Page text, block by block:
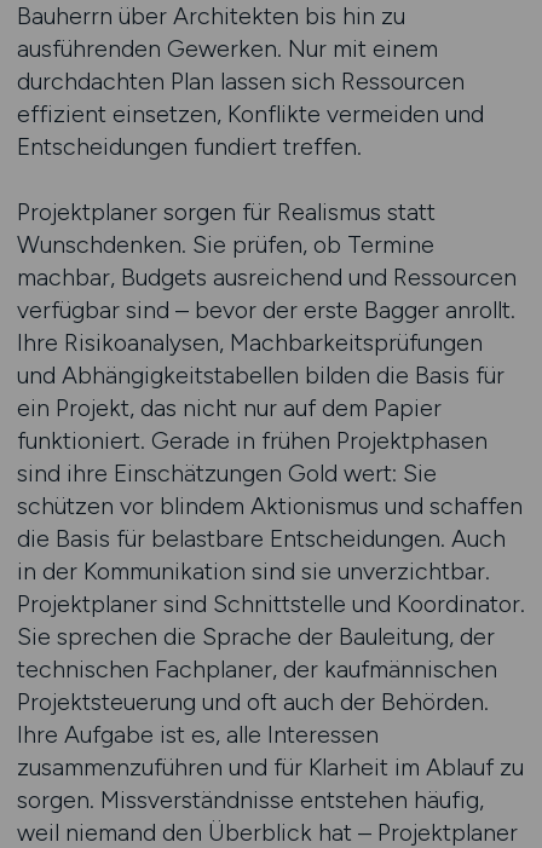
Bauherrn über Architekten bis hin zu
ausführenden Gewerken. Nur mit einem
durchdachten Plan lassen sich Ressourcen
effizient einsetzen, Konflikte vermeiden und
Entscheidungen fundiert treffen.
Projektplaner sorgen für Realismus statt
Wunschdenken. Sie prüfen, ob Termine
machbar, Budgets ausreichend und Ressourcen
verfügbar sind – bevor der erste Bagger anrollt.
Ihre Risikoanalysen, Machbarkeitsprüfungen
und Abhängigkeitstabellen bilden die Basis für
ein Projekt, das nicht nur auf dem Papier
funktioniert. Gerade in frühen Projektphasen
sind ihre Einschätzungen Gold wert: Sie
schützen vor blindem Aktionismus und schaffen
die Basis für belastbare Entscheidungen. Auch
in der Kommunikation sind sie unverzichtbar.
Projektplaner sind Schnittstelle und Koordinator.
Sie sprechen die Sprache der Bauleitung, der
technischen Fachplaner, der kaufmännischen
Projektsteuerung und oft auch der Behörden.
Ihre Aufgabe ist es, alle Interessen
zusammenzuführen und für Klarheit im Ablauf zu
sorgen. Missverständnisse entstehen häufig,
weil niemand den Überblick hat – Projektplaner